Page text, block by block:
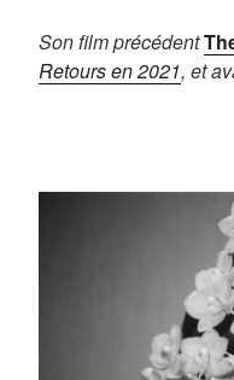
Son film précédent
Retours en 2021, et